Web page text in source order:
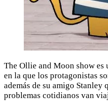
The Ollie and Moon show
en la que los protagonistas
además de su amigo Stanley
problemas cotidianos van